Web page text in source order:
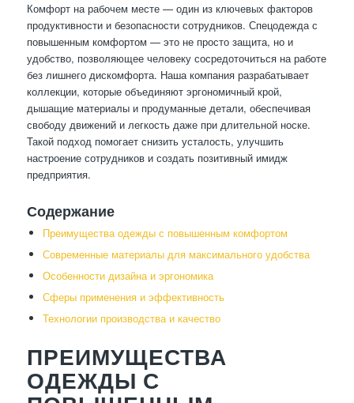
Комфорт на рабочем месте — один из ключевых факторов
продуктивности и безопасности сотрудников. Спецодежда с
повышенным комфортом — это не просто защита, но и
удобство, позволяющее человеку сосредоточиться на работе
без лишнего дискомфорта. Наша компания разрабатывает
коллекции, которые объединяют эргономичный крой,
дышащие материалы и продуманные детали, обеспечивая
свободу движений и легкость даже при длительной носке.
Такой подход помогает снизить усталость, улучшить
настроение сотрудников и создать позитивный имидж
предприятия.
Содержание
Преимущества одежды с повышенным комфортом
Современные материалы для максимального удобства
Особенности дизайна и эргономика
Сферы применения и эффективность
Технологии производства и качество
ПРЕИМУЩЕСТВА
ОДЕЖДЫ С